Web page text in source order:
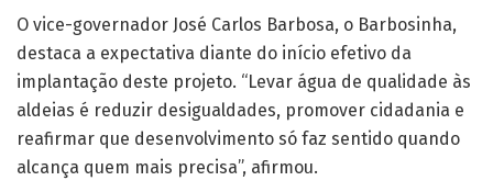
O vice-governador José Carlos Barbosa, o Barbosinha,
destaca a expectativa diante do início efetivo da
implantação deste projeto. “Levar água de qualidade às
aldeias é reduzir desigualdades, promover cidadania e
reafirmar que desenvolvimento só faz sentido quando
alcança quem mais precisa”, afirmou.